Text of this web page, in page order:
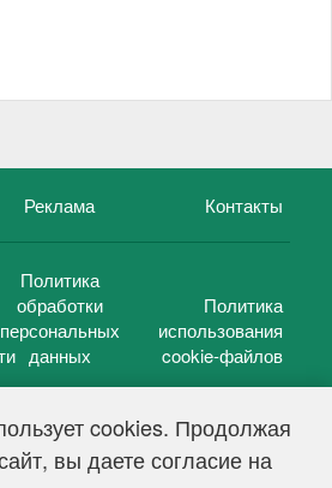
cookies. Продолжая
вы даете согласие на
Реклама Контакты
Политика
обработки
персональных
данных
Политика
использования
cookie-файлов
2005 — 2026 г.